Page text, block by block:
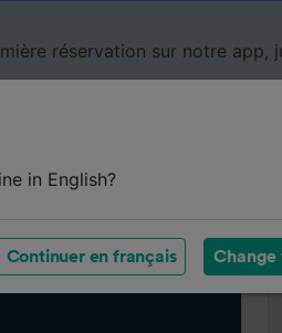
réservation sur notre app,
in English?
Continuer en français Change